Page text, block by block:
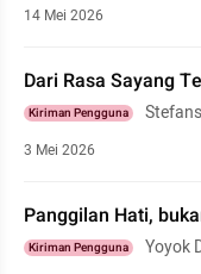
14 Mei 2026
Dari Rasa Sayang
Kiriman Pengguna
3 Mei 2026
Panggilan Hati,
Kiriman Pengguna Yoyok